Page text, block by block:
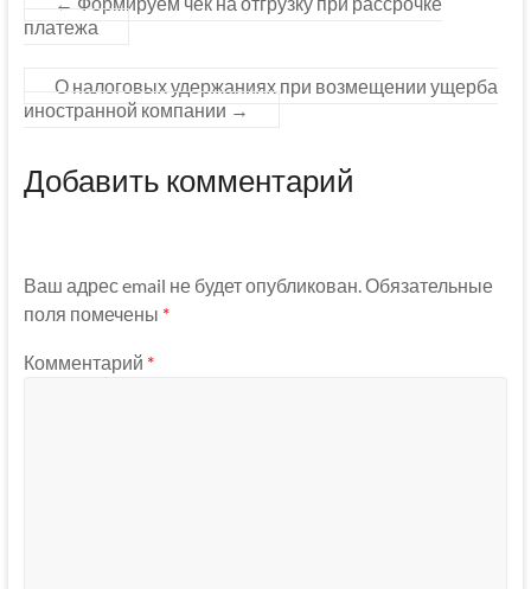
платежа
О налоговых удержаниях при возмещении ущерба
иностранной компании →
Добавить комментарий
Ваш адрес email не будет опубликован. Обязательные
поля помечены *
Комментарий *